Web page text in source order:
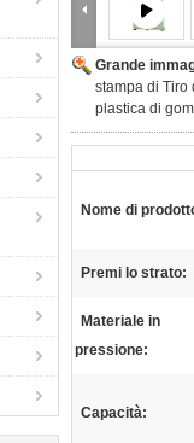
Grande
stampa di Tiro
plastica di
Nome di
Premi lo strato:
Materiale in
pressione:
Capacità: